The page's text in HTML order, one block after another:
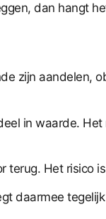
dan hangt
zijn aandelen,
in waarde.
Het risico
daarmee